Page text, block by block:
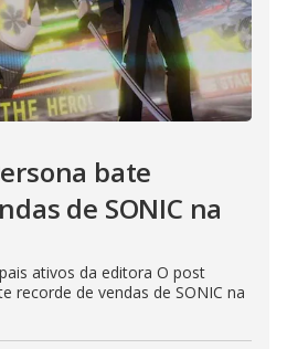
bate
de SONIC na
ativos da editora O post
recorde de vendas de SONIC na